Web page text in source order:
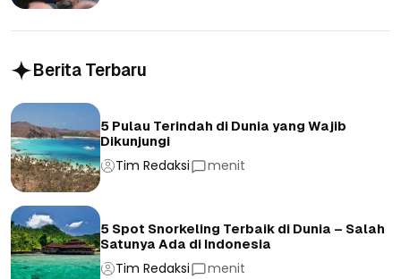
Berita Terbaru
5 Pulau Terindah di Dunia yang Wajib
Dikunjungi
Tim Redaksi menit
5 Spot Snorkeling Terbaik di Dunia – Salah
Satunya Ada di Indonesia
Tim Redaksi menit